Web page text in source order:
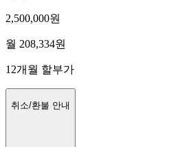
2,500,000원
월 208,334원
12개월 할부가
취소/환불 안내